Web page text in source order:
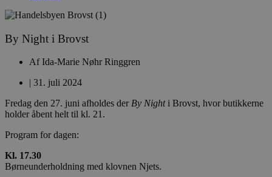
By Night i Brovst
AfIda-Marie Nøhr Ringgren
| 31. juli 2024
Fredag den 27. juni afholdes derBy Nighti Brovst, hvor butikkerne
holder åbent helt til kl. 21.
Program for dagen:
Kl. 17.30
Børneunderholdning med klovnen Njets.